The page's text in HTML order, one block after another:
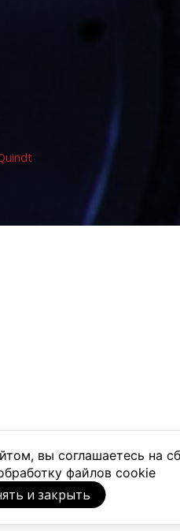
вы соглашаетесь на
файлов cookie
и закрыть